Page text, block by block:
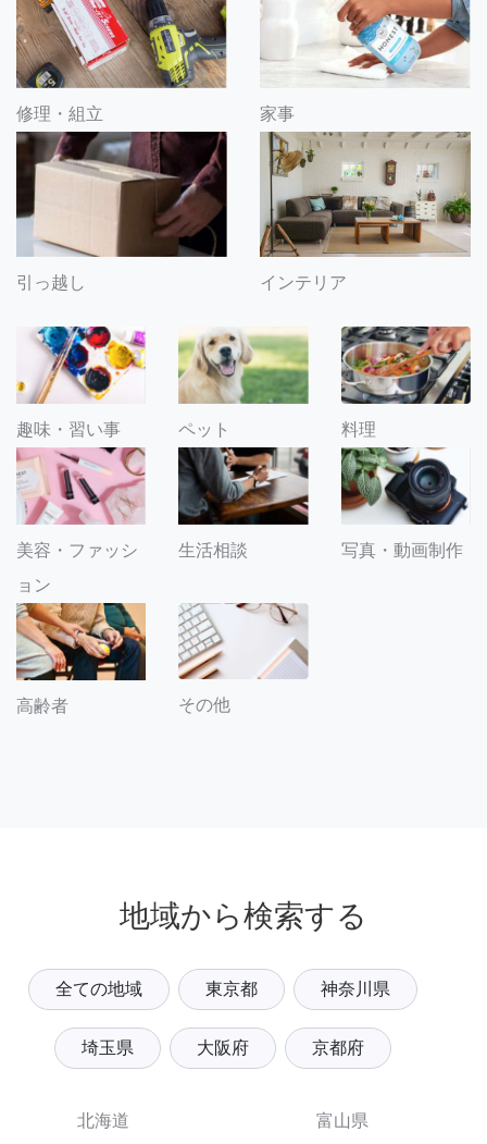
修理・組立 家事
引っ越し インテリア
趣味・習い事 ペット 料理
美容・ファッシ
ョン
生活相談 写真・動画制作
高齢者 その他
地域から検索する
全ての地域 東京都 神奈川県
埼玉県 大阪府 京都府
北海道
富山県